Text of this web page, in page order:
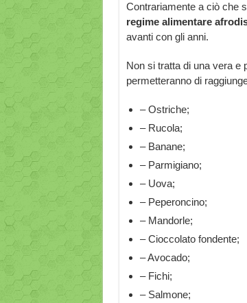
Contrariamente a ciò che
regime alimentare
avanti con gli anni.
Non si tratta di una vera e
permetteranno di
– Ostriche;
– Rucola;
– Banane;
– Parmigiano;
– Uova;
– Peperoncino;
– Mandorle;
– Cioccolato fondente;
– Avocado;
– Fichi;
– Salmone;